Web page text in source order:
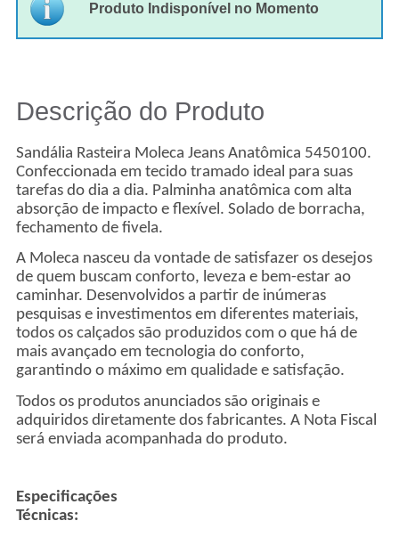
Produto Indisponível no Momento
Descrição do Produto
Sandália Rasteira Moleca Jeans Anatômica 5450100.
Confeccionada em tecido tramado ideal para suas
tarefas do dia a dia. Palminha anatômica com alta
absorção de impacto e flexível. Solado de borracha,
fechamento de fivela.
A Moleca nasceu da vontade de satisfazer os desejos
de quem buscam conforto, leveza e bem-estar ao
caminhar. Desenvolvidos a partir de inúmeras
pesquisas e investimentos em diferentes materiais,
todos os calçados são produzidos com o que há de
mais avançado em tecnologia do conforto,
garantindo o máximo em qualidade e satisfação.
Todos os produtos anunciados são originais e
adquiridos diretamente dos fabricantes. A Nota Fiscal
será enviada acompanhada do produto.
Especificações